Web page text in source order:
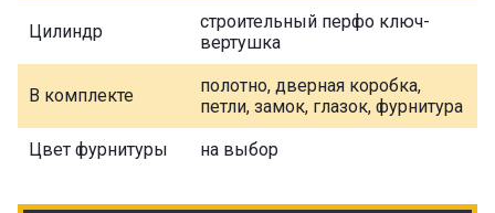
Цилиндр
строительный перфо ключ-
вертушка
В комплекте
полотно, дверная коробка,
петли, замок, глазок, фурнитура
Цвет фурнитуры на выбор